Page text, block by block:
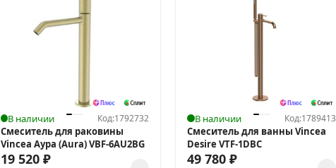
В наличии Код:1792732
Смеситель для раковины
Vincea Аура (Aura) VBF-6AU2BG
19 520 ₽
В наличии Код:1789413
Смеситель для ванны Vincea
Desire VTF-1DBC
49 780₽